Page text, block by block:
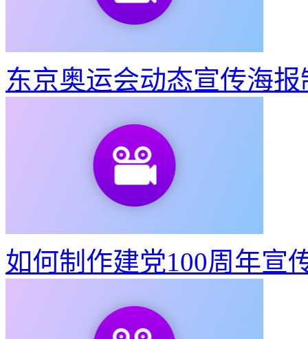
东京奥运会动态宣传海
如何制作建党100周年宣